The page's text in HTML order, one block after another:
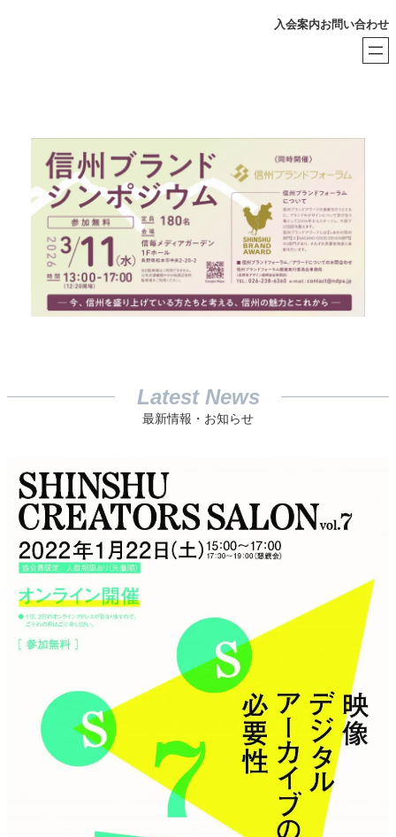
入会案内お問い合わせ
Latest News
最新情報・お知らせ